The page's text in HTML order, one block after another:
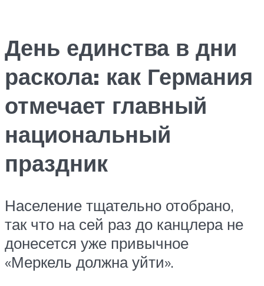
День единства в дни
раскола: как Германия
отмечает главный
национальный
праздник
Население тщательно отобрано,
так что на сей раз до канцлера не
донесется уже привычное
«Меркель должна уйти».